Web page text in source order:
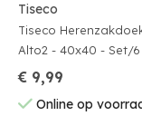
Tiseco
Tiseco
Alto2 - 40x40 - Set/6
€ 9,99
Online op